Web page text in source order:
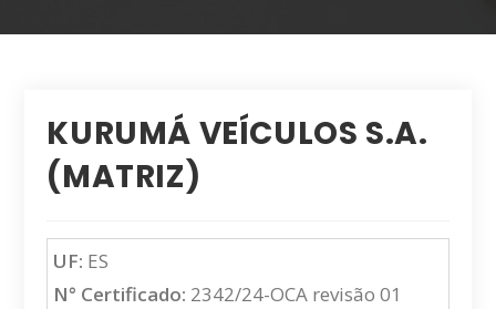
KURUMÁ VEÍCULOS S.A.
(MATRIZ)
UF: ES
N° Certificado: 2342/24-OCA revisão 01